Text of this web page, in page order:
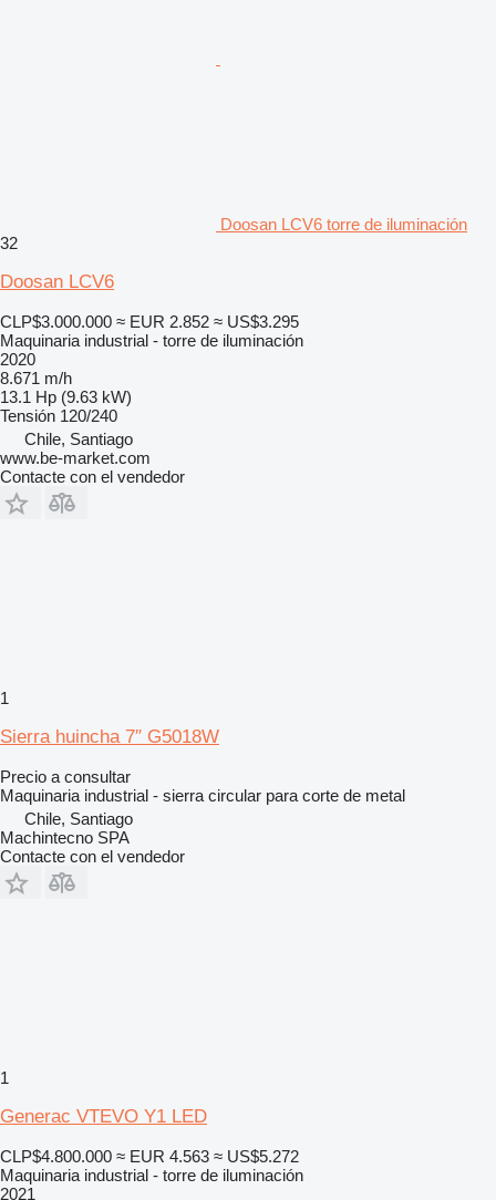
Doosan LCV6 torre de iluminación
32
Doosan LCV6
CLP$3.000.000 ≈ EUR 2.852 ≈ US$3.295
Maquinaria industrial - torre de iluminación
2020
8.671 m/h
13.1 Hp (9.63 kW)
Tensión 120/240
Chile, Santiago
www.be-market.com
Contacte con el vendedor
1
Sierra huincha 7″ G5018W
Precio a consultar
Maquinaria industrial - sierra circular para corte de metal
Chile, Santiago
Machintecno SPA
Contacte con el vendedor
1
Generac VTEVO Y1 LED
CLP$4.800.000 ≈ EUR 4.563 ≈ US$5.272
Maquinaria industrial - torre de iluminación
2021